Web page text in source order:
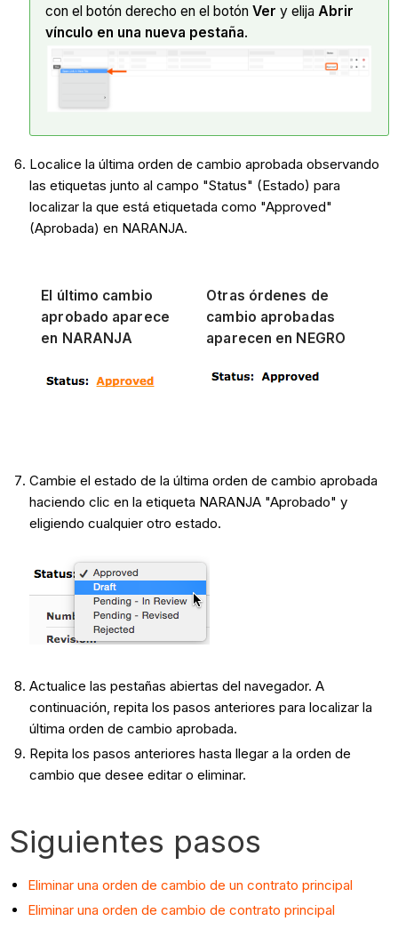
con el botón derecho en el botón Ver y elija Abrir
vínculo en una nueva pestaña.
Localice la última orden de cambio aprobada observando
las etiquetas junto al campo "Status" (Estado) para
localizar la que está etiquetada como "Approved"
(Aprobada) en NARANJA.
El último cambio
aprobado aparece
en NARANJA
Otras órdenes de
cambio aprobadas
aparecen en NEGRO
Cambie el estado de la última orden de cambio aprobada
haciendo clic en la etiqueta NARANJA "Aprobado" y
eligiendo cualquier otro estado.
Actualice las pestañas abiertas del navegador. A
continuación, repita los pasos anteriores para localizar la
última orden de cambio aprobada.
Repita los pasos anteriores hasta llegar a la orden de
cambio que desee editar o eliminar.
Siguientes pasos
Eliminar una orden de cambio de un contrato principal
Eliminar una orden de cambio de contrato principal